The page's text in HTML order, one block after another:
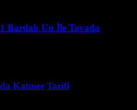
1 Bardak Un İle Tavada
Katmer Tarifi